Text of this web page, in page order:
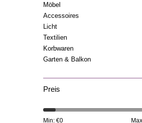
Möbel
Accessoires
Licht
Textilien
Korbwaren
Garten & Balkon
Preis
Min: €0